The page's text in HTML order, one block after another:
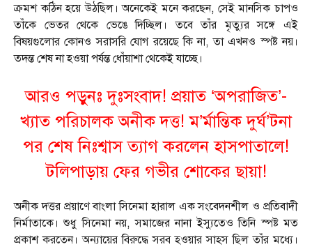
ক্রমশ কঠিন হয়ে উঠছিল। অনেকেই মনে করছেন, সেই মানসিক চাপও
তাঁকে ভেতর থেকে ভেঙে দিচ্ছিল। তবে তাঁর মৃত্যুর সঙ্গে এই
বিষয়গুলোর কোনও সরাসরি যোগ রয়েছে কি না, তা এখনও স্পষ্ট নয়।
তদন্ত শেষ না হওয়া পর্যন্ত ধোঁয়াশা থেকেই যাচ্ছে।
আরও পড়ুনঃদুঃসংবাদ! প্রয়াত ‘অপরাজিত’-
খ্যাত পরিচালক অনীক দত্ত! ম’র্মান্তিক দুর্ঘ’টনা
পর শেষ নিঃশ্বাস ত্যাগ করলেন হাসপাতালে!
টলিপাড়ায় ফের গভীর শোকের ছায়া!
অনীক দত্তর প্রয়াণে বাংলা সিনেমা হারাল এক সংবেদনশীল ও প্রতিবাদী
নির্মাতাকে। শুধু সিনেমা নয়, সমাজের নানা ইস্যুতেও তিনি স্পষ্ট মত
প্রকাশ করতেন। অন্যায়ের বিরুদ্ধে সরব হওয়ার সাহস ছিল তাঁর মধ্যে।